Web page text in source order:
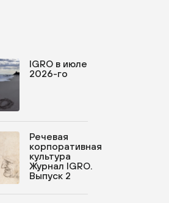
IGRO в июле
2026-го
Речевая
корпоративная
культура
Журнал IGRO.
Выпуск 2